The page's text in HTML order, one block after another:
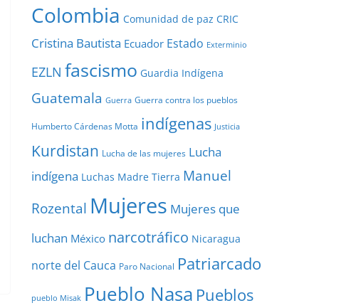
Colombia Comunidad de paz CRIC
Cristina Bautista Ecuador Estado Exterminio
EZLN fascismo Guardia Indígena
Guatemala Guerra Guerra contra los pueblos
Humberto Cárdenas Motta indígenas Justicia
Kurdistan Lucha de las mujeres Lucha
indígena Luchas Madre Tierra Manuel
Rozental Mujeres Mujeres que
luchan México narcotráfico Nicaragua
norte del Cauca Paro Nacional Patriarcado
pueblo Misak Pueblo Nasa Pueblos